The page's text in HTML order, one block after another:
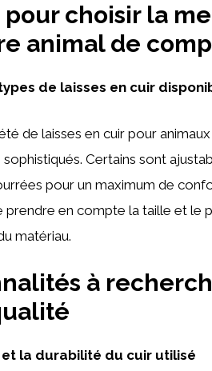
pour choisir la
animal de
de laisses en cuir
de laisses en cuir pour
Certains sont
pour un maximum de
prendre en compte la taille et le
matériau.
à
la durabilité du cuir utilisé